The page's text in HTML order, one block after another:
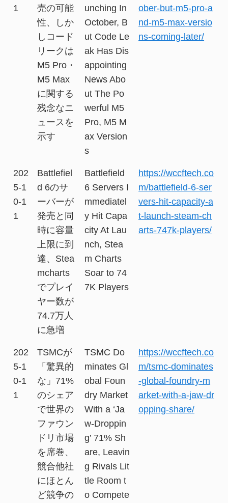
1
売の可能
性、しか
しコード
リークは
M5 Pro・
M5 Max
に関する
残念なニ
ュースを
示す
unching In
October, B
ut Code Le
ak Has Dis
appointing
News Abo
ut The Po
werful M5
Pro, M5 M
ax Version
s
ober-but-m5-pro-a
nd-m5-max-versio
ns-coming-later/
202
5-1
0-1
1
Battlefiel
d 6のサ
ーバーが
発売と同
時に容量
上限に到
達、Stea
mcharts
でプレイ
ヤー数が
74.7万人
に急増
Battlefield
6 Servers I
mmediatel
y Hit Capa
city At Lau
nch, Stea
m Charts
Soar to 74
7K Players
https://wccftech.co
m/battlefield-6-ser
vers-hit-capacity-a
t-launch-steam-ch
arts-747k-players/
202
5-1
0-1
1
TSMCが
「驚異的
な」71%
のシェア
で世界の
ファウン
ドリ市場
を席巻、
競合他社
にほとん
ど競争の
TSMC Do
minates Gl
obal Foun
dry Market
With a ‘Ja
w-Droppin
g’ 71% Sh
are, Leavin
g Rivals Lit
tle Room t
o Compete
https://wccftech.co
m/tsmc-dominates
-global-foundry-m
arket-with-a-jaw-dr
opping-share/